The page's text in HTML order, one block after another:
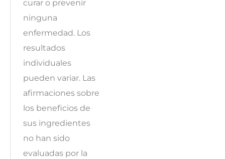
curar o prevenir
ninguna
enfermedad. Los
resultados
individuales
pueden variar. Las
afirmaciones sobre
los beneficios de
sus ingredientes
no han sido
evaluadas por la